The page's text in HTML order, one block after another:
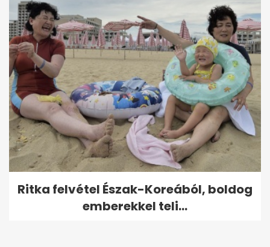
Ritka felvétel Észak-Koreából, boldog
emberekkel teli...